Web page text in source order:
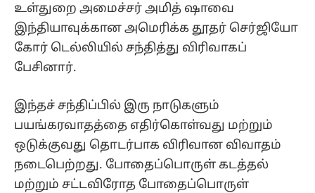
உள்துறை அமைச்சர் அமித் ஷாவை
இந்தியாவுக்கான அமெரிக்க தூதர் செர்ஜியோ
கோர் டெல்லியில் சந்தித்து விரிவாகப்
பேசினார்.
இந்தச் சந்திப்பில் இரு நாடுகளும்
பயங்கரவாதத்தை எதிர்கொள்வது மற்றும்
ஒடுக்குவது தொடர்பாக விரிவான விவாதம்
நடைபெற்றது. போதைப்பொருள் கடத்தல்
மற்றும் சட்டவிரோத போதைப்பொருள்